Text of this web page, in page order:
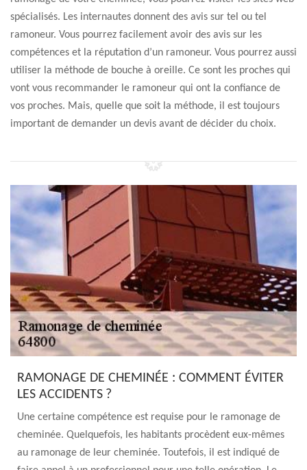
spécialisés. Les internautes donnent des avis sur tel ou tel
ramoneur. Vous pourrez facilement avoir des avis sur les
compétences et la réputation d’un ramoneur. Vous pourrez aussi
utiliser la méthode de bouche à oreille. Ce sont les proches qui
vont vous recommander le ramoneur qui ont la confiance de
vos proches. Mais, quelle que soit la méthode, il est toujours
important de demander un devis avant de décider du choix.
RAMONAGE DE CHEMINÉE : COMMENT ÉVITER
LES ACCIDENTS ?
Une certaine compétence est requise pour le ramonage de
cheminée. Quelquefois, les habitants procèdent eux-mêmes
au ramonage de leur cheminée. Toutefois, il est indiqué de